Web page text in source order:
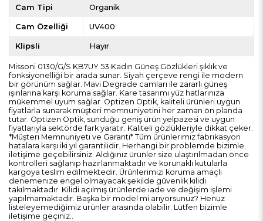
Cam Tipi Organik
Cam Özelliği UV400
Klipsli Hayır
Missoni 0130/G/S KB7UY 53 Kadın Güneş Gözlükleri şıklık ve
fonksiyonelliği bir arada sunar. Siyah çerçeve rengi ile modern
bir görünüm sağlar. Mavi Degrade camları ile zararlı güneş
ışınlarına karşı koruma sağlar. Kare tasarımı yüz hatlarınıza
mükemmel uyum sağlar. Optizen Optik, kaliteli ürünleri uygun
fiyatlarla sunarak müşteri memnuniyetini her zaman ön planda
tutar. Optizen Optik, sunduğu geniş ürün yelpazesi ve uygun
fiyatlarıyla sektörde fark yaratır. Kaliteli gözlükleriyle dikkat çeker.
*Müşteri Memnuniyeti ve Garanti* Tüm ürünlerimiz fabrikasyon
hatalara karşı iki yıl garantilidir. Herhangi bir problemde bizimle
iletişime geçebilirsiniz. Aldığınız ürünler size ulaştırılmadan önce
kontrolleri sağlanıp hazırlanmaktadır ve korunaklı kutularla
kargoya teslim edilmektedir. Ürünlerimizi koruma amaçlı
denemenize engel olmayacak şekilde güvenlik kilidi
takılmaktadır. Kilidi açılmış ürünlerde iade ve değişim işlemi
yapılmamaktadır. Başka bir model mi arıyorsunuz? Henüz
listeleyemediğimiz ürünler arasında olabilir. Lütfen bizimle
iletişime geçiniz..